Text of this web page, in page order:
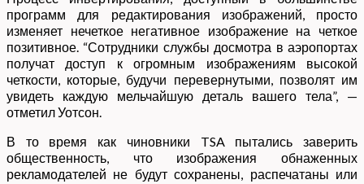
программ для редактирования изображений, просто
изменяет нечеткое негативное изображение на четкое
позитивное. “Сотрудники службы досмотра в аэропортах
получат доступ к огромным изображениям высокой
четкости, которые, будучи перевернутыми, позволят им
увидеть каждую мельчайшую деталь вашего тела”, —
отметил Уотсон.
В то время как чиновники TSA пытались заверить
общественность, что изображения обнаженных
рекламодателей не будут сохранены, распечатаны или